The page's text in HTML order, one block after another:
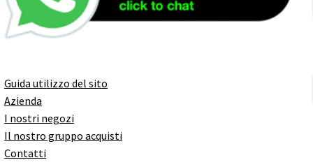
Guida utilizzo del sito
Azienda
I nostri negozi
Il nostro gruppo acquisti
Contatti